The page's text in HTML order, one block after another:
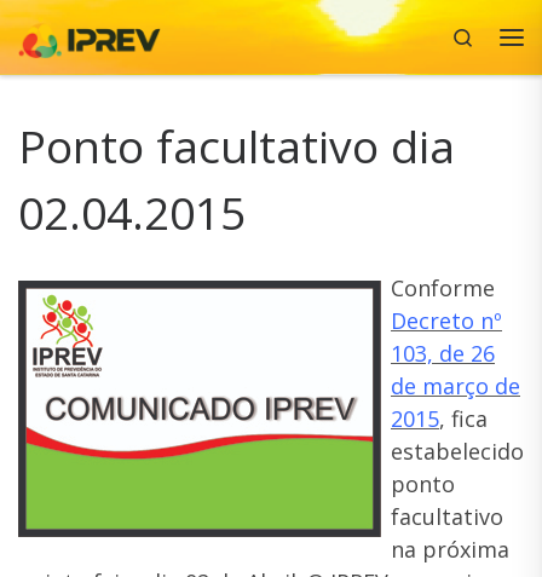
Skip to content
Search
Ponto facultativo dia
02.04.2015
Conforme
Decreto nº
103, de 26
de março de
2015, fica
estabelecido
ponto
facultativo
na próxima